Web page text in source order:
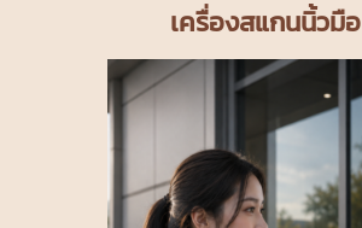
เครื่องสแกนนิ้วมือ